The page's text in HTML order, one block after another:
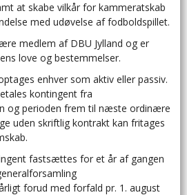
at skabe vilkår for kammeratskab
med udøvelse af fodboldspillet.
medlem af DBU Jylland og er
love og bestemmelser.
enhver som aktiv eller passiv.
kontingent fra
og perioden frem til næste ordinære
uden skriftlig kontrakt kan fritages
fastsættes for et år af gangen
forud med forfald pr. 1. august